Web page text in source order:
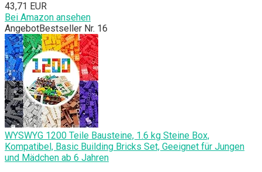
43,71 EUR
Bei Amazon ansehen
AngebotBestseller Nr. 16
WYSWYG 1200 Teile Bausteine, 1.6 kg Steine Box,
Kompatibel, Basic Building Bricks Set, Geeignet für Jungen
und Mädchen ab 6 Jahren